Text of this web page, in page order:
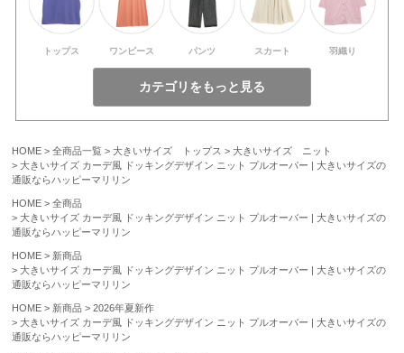
トップス ワンピース パンツ スカート 羽織り
HOME 全商品一覧 大きいサイズ トップス
大きいサイズ ニット
大きいサイズ カーデ風 ドッキングデザイン ニット プルオーバー | 大きいサイズの
通販ならハッピーマリリン
HOME
全商品
大きいサイズ カーデ風 ドッキングデザイン ニット プルオーバー | 大きいサイズの
通販ならハッピーマリリン
HOME
新商品
大きいサイズ カーデ風 ドッキングデザイン ニット プルオーバー | 大きいサイズの
通販ならハッピーマリリン
HOME 新商品
2026年夏新作
大きいサイズ カーデ風 ドッキングデザイン ニット プルオーバー | 大きいサイズの
通販ならハッピーマリリン